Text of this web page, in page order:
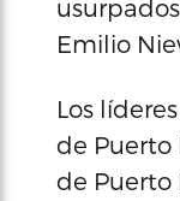
Emilio
Los
de Puerto
de Puerto